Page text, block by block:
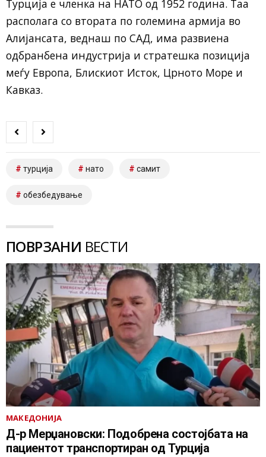
Турција е членка на НАТО од 1952 година. Таа
располага со втората по големина армија во
Алијансата, веднаш по САД, има развиена
одбранбена индустрија и стратешка позиција
меѓу Европа, Блискиот Исток, Црното Море и
Кавказ.
турција нато самит
обезбедување
ПОВРЗАНИ ВЕСТИ
МАКЕДОНИЈА
Д-р Мерџановски: Подобрена состојбата на
пациентот транспортиран од Турција